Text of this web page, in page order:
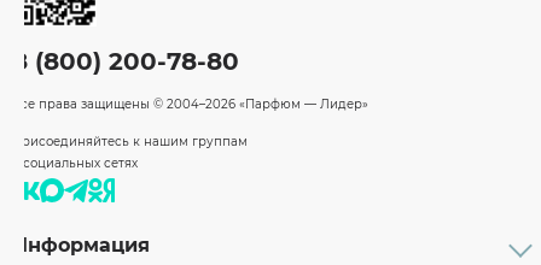
8 (800) 200-78-80
Все права защищены © 2004–2026 «Парфюм — Лидер»
Присоединяйтесь к нашим группам
в социальных сетях
Информация